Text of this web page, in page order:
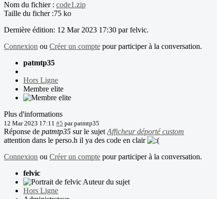
Nom du fichier : code1.zip
Taille du ficher :75 ko
Dernière édition: 12 Mar 2023 17:30 parfelvic.
Connexion ou Créer un compte pour participer à la conversation.
patmtp35
Hors Ligne
Membre elite
Plus d'informations
12 Mar 2023 17:11 #5 parpatmtp35
Réponse de patmtp35 sur le sujetAfficheur déporté custom
attention dans le perso.h il ya des code en clair
Connexion ou Créer un compte pour participer à la conversation.
felvic
Auteur du sujet
Hors Ligne